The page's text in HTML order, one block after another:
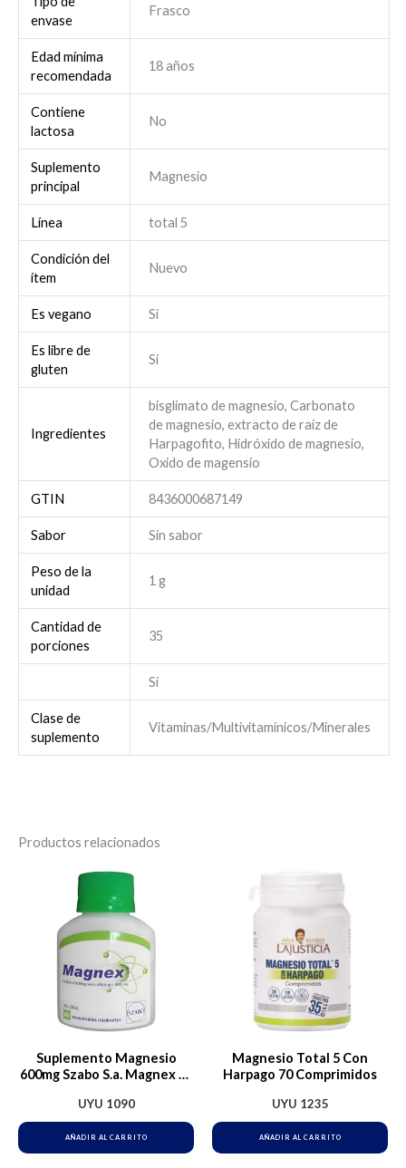
envase
Frasco
Edad mínima
recomendada
18 años
Contiene
lactosa
No
Suplemento
principal
Magnesio
Línea total 5
Condición del
ítem
Nuevo
Es vegano Sí
Es libre de
gluten
Sí
Ingredientes
bisglimato de magnesio, Carbonato
de magnesio, extracto de raíz de
Harpagofito, Hidróxido de magnesio,
Oxido de magensio
GTIN 8436000687149
Sabor Sin sabor
Peso de la
unidad
1 g
Cantidad de
porciones
35
Sí
Clase de
suplemento
Vitaminas/Multivitamínicos/Minerales
Productos relacionados
Suplemento Magnesio
600mg Szabo S.a. Magnex 60
Sabor
UYU 1090
AÑADIR AL CARRITO
Magnesio Total 5 Con
Harpago 70 Comprimidos
UYU 1235
AÑADIR AL CARRITO